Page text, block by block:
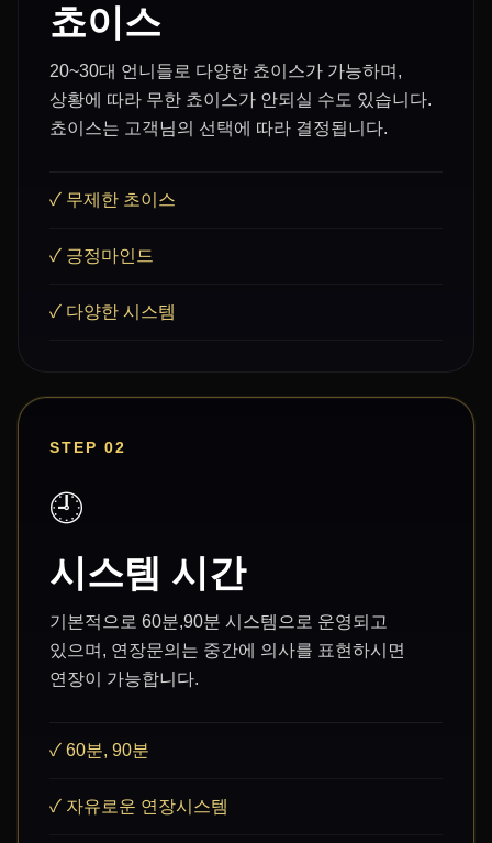
쵸이스
20~30대 언니들로 다양한 쵸이스가 가능하며,
상황에 따라 무한 쵸이스가 안되실 수도 있습니다.
쵸이스는 고객님의 선택에 따라 결정됩니다.
✓ 무제한 초이스
✓ 긍정마인드
✓ 다양한 시스템
STEP 02
🕘
시스템 시간
기본적으로 60분,90분 시스템으로 운영되고
있으며, 연장문의는 중간에 의사를 표현하시면
연장이 가능합니다.
✓ 60분, 90분
✓ 자유로운 연장시스템